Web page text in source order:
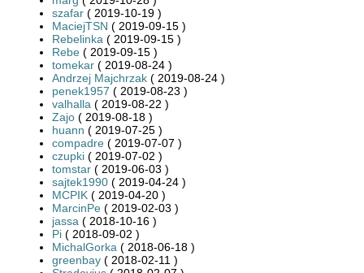
szafar ( 2019-10-19 )
MaciejTSN ( 2019-09-15 )
Rebelinka ( 2019-09-15 )
Rebe ( 2019-09-15 )
tomekar ( 2019-08-24 )
Andrzej Majchrzak ( 2019-08-24 )
penek1957 ( 2019-08-23 )
valhalla ( 2019-08-22 )
Zajo ( 2019-08-18 )
huann ( 2019-07-25 )
compadre ( 2019-07-07 )
czupki ( 2019-07-02 )
tomstar ( 2019-06-03 )
sajtek1990 ( 2019-04-24 )
MCPIK ( 2019-04-20 )
MarcinPe ( 2019-02-03 )
jassa ( 2018-10-16 )
Pi ( 2018-09-02 )
MichalGorka ( 2018-06-18 )
greenbay ( 2018-02-11 )